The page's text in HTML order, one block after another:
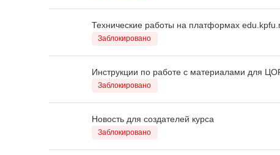
Технические работы на платформах
Заблокировано
Инструкции по работе с материалами для
Заблокировано
Новость для создателей курса
Заблокировано